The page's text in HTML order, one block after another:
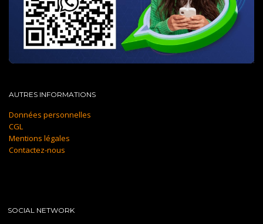
AUTRES INFORMATIONS
Données personnelles
CGL
Mentions légales
Contactez-nous
SOCIAL NETWORK